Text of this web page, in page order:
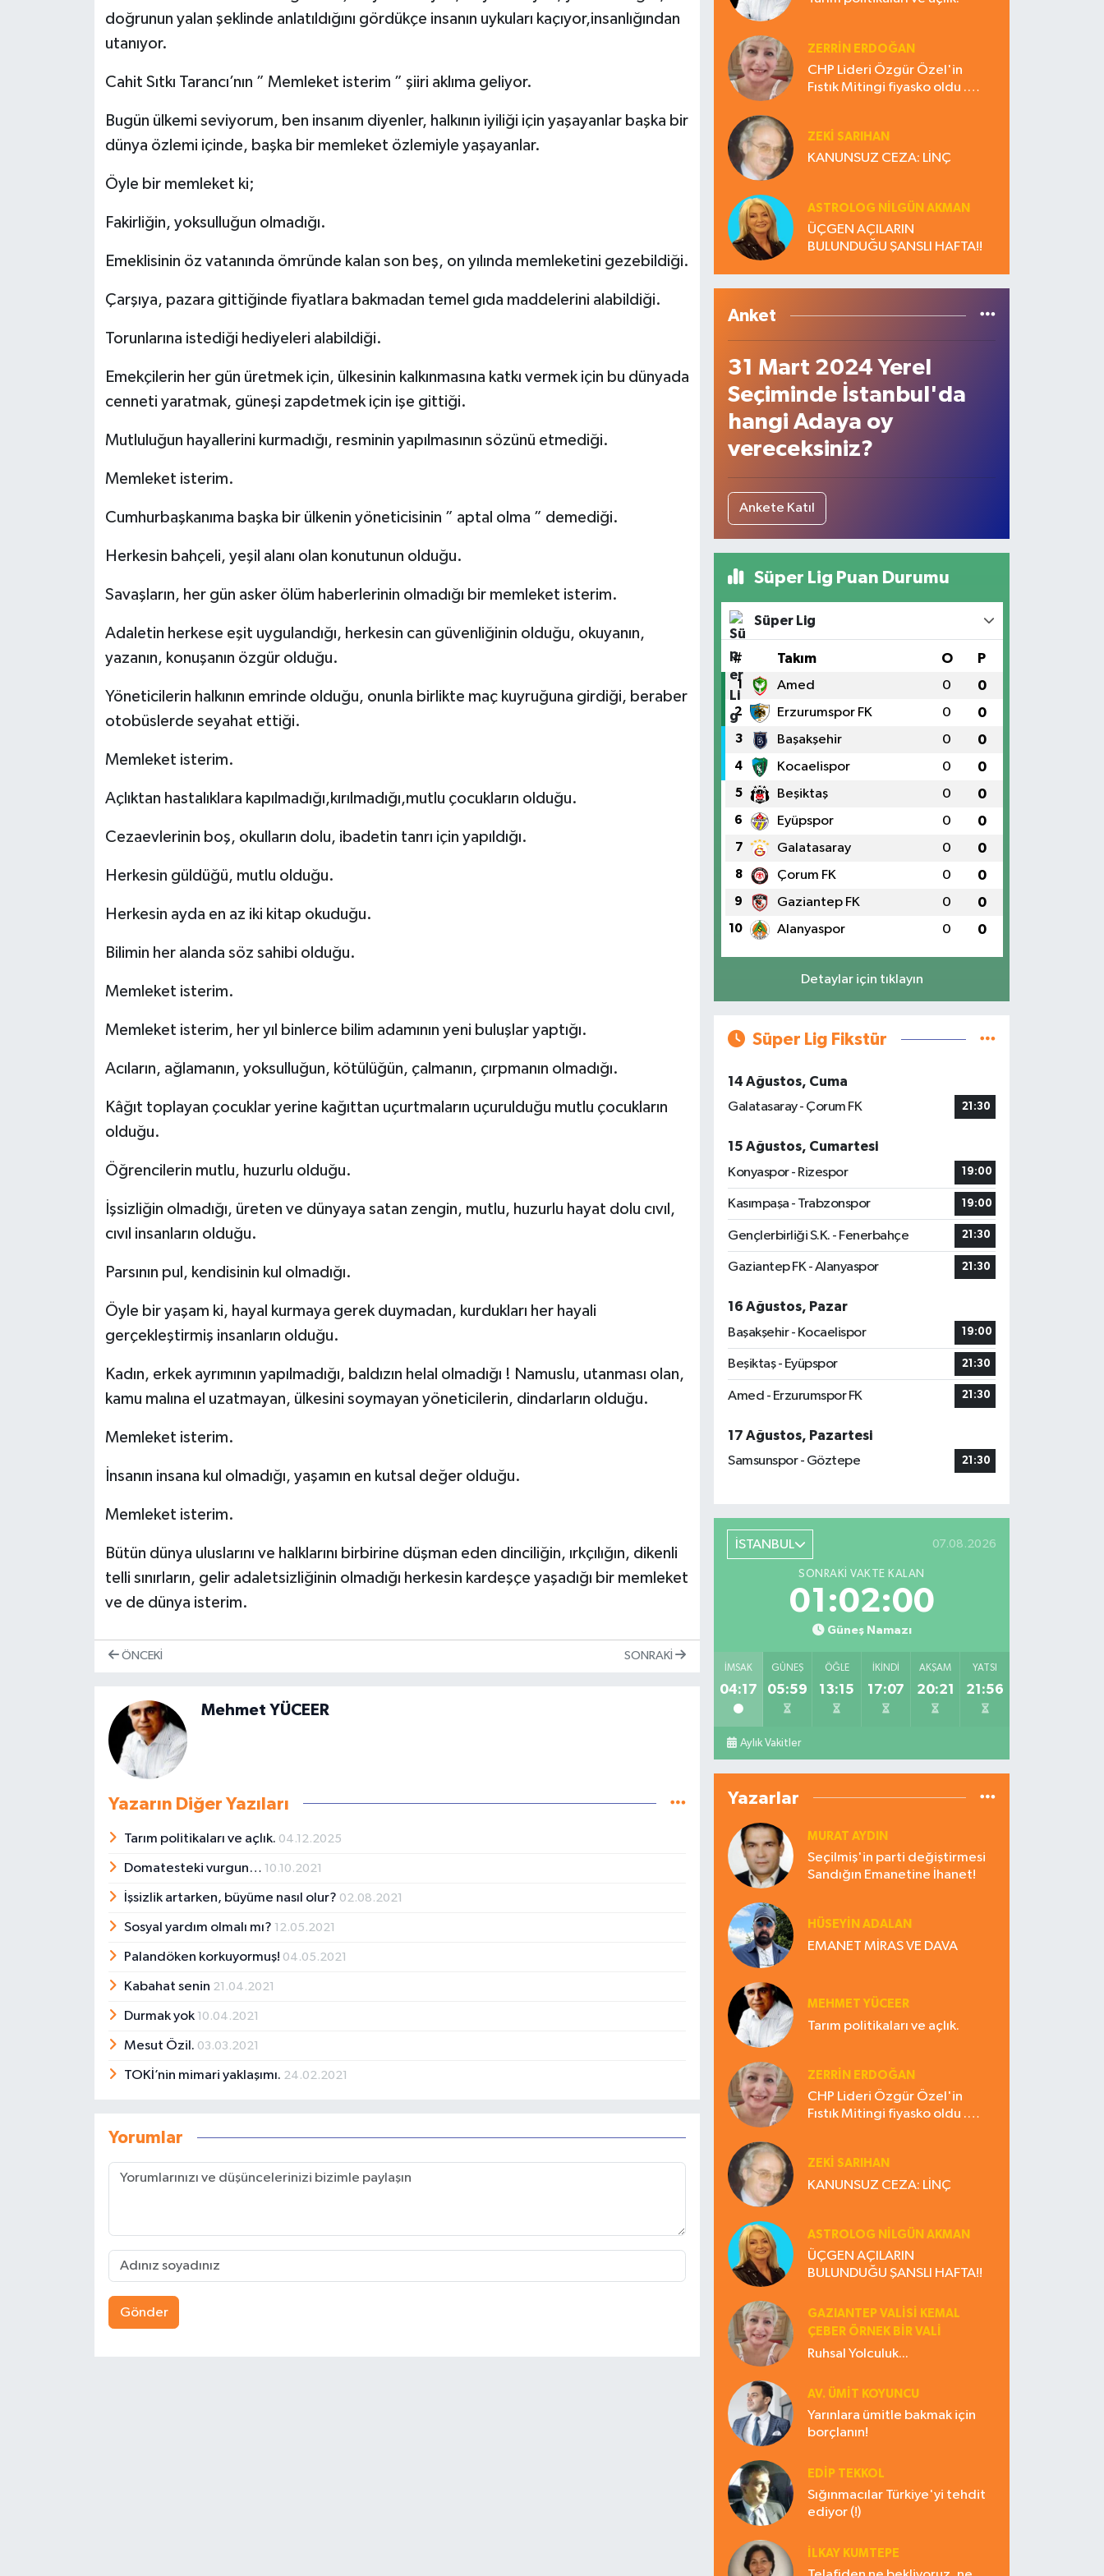
doğrunun yalan şeklinde anlatıldığını gördükçe insanın uykuları kaçıyor,insanlığından
utanıyor.
Cahit Sıtkı Tarancı’nın ” Memleket isterim ” şiiri aklıma geliyor.
Bugün ülkemi seviyorum, ben insanım diyenler, halkının iyiliği için yaşayanlar başka bir
dünya özlemi içinde, başka bir memleket özlemiyle yaşayanlar.
Öyle bir memleket ki;
Fakirliğin, yoksulluğun olmadığı.
Emeklisinin öz vatanında ömründe kalan son beş, on yılında memleketini gezebildiği.
Çarşıya, pazara gittiğinde fiyatlara bakmadan temel gıda maddelerini alabildiği.
Torunlarına istediği hediyeleri alabildiği.
Emekçilerin her gün üretmek için, ülkesinin kalkınmasına katkı vermek için bu dünyada
cenneti yaratmak, güneşi zapdetmek için işe gittiği.
Mutluluğun hayallerini kurmadığı, resminin yapılmasının sözünü etmediği.
Memleket isterim.
Cumhurbaşkanıma başka bir ülkenin yöneticisinin ” aptal olma ” demediği.
Herkesin bahçeli, yeşil alanı olan konutunun olduğu.
Savaşların, her gün asker ölüm haberlerinin olmadığı bir memleket isterim.
Adaletin herkese eşit uygulandığı, herkesin can güvenliğinin olduğu, okuyanın,
yazanın, konuşanın özgür olduğu.
Yöneticilerin halkının emrinde olduğu, onunla birlikte maç kuyruğuna girdiği, beraber
otobüslerde seyahat ettiği.
Memleket isterim.
Açlıktan hastalıklara kapılmadığı,kırılmadığı,mutlu çocukların olduğu.
Cezaevlerinin boş, okulların dolu, ibadetin tanrı için yapıldığı.
Herkesin güldüğü, mutlu olduğu.
Herkesin ayda en az iki kitap okuduğu.
Bilimin her alanda söz sahibi olduğu.
Memleket isterim.
Memleket isterim, her yıl binlerce bilim adamının yeni buluşlar yaptığı.
Acıların, ağlamanın, yoksulluğun, kötülüğün, çalmanın, çırpmanın olmadığı.
Kâğıt toplayan çocuklar yerine kağıttan uçurtmaların uçurulduğu mutlu çocukların
olduğu.
Öğrencilerin mutlu, huzurlu olduğu.
İşsizliğin olmadığı, üreten ve dünyaya satan zengin, mutlu, huzurlu hayat dolu cıvıl,
cıvıl insanların olduğu.
Parsının pul, kendisinin kul olmadığı.
Öyle bir yaşam ki, hayal kurmaya gerek duymadan, kurdukları her hayali
gerçekleştirmiş insanların olduğu.
Kadın, erkek ayrımının yapılmadığı, baldızın helal olmadığı ! Namuslu, utanması olan,
kamu malına el uzatmayan, ülkesini soymayan yöneticilerin, dindarların olduğu.
Memleket isterim.
İnsanın insana kul olmadığı, yaşamın en kutsal değer olduğu.
Memleket isterim.
Bütün dünya uluslarını ve halklarını birbirine düşman eden dinciliğin, ırkçılığın, dikenli
telli sınırların, gelir adaletsizliğinin olmadığı herkesin kardeşçe yaşadığı bir memleket
ve de dünya isterim.
ÖNCEKI SONRAKI
Mehmet YÜCEER
Yazarın Diğer Yazıları
Tarım politikaları ve açlık. 04.12.2025
Domatesteki vurgun… 10.10.2021
İşsizlik artarken, büyüme nasıl olur? 02.08.2021
Sosyal yardım olmalı mı? 12.05.2021
Palandöken korkuyormuş! 04.05.2021
Kabahat senin 21.04.2021
Durmak yok 10.04.2021
Mesut Özil. 03.03.2021
TOKİ’nin mimari yaklaşımı. 24.02.2021
Yorumlar
Gönder
ZERRIN ERDOĞAN
CHP Lideri Özgür Özel'in
Fıstık Mitingi fiyasko oldu .
ZEKI SARIHAN
KANUNSUZ CEZA: LİNÇ
ASTROLOG NILGÜN AKMAN
ÜÇGEN AÇILARIN
BULUNDUĞU ŞANSLI HAFTA!!
Anket
31 Mart 2024 Yerel
Seçiminde İstanbul'da
hangi Adaya oy
vereceksiniz?
Ankete Katıl
Süper Lig Puan Durumu
Süper Lig
# Takım O P
1 Amed 0 0
2 Erzurumspor FK 0 0
3 Başakşehir 0 0
4 Kocaelispor 0 0
5 Beşiktaş 0 0
6 Eyüpspor 0 0
7 Galatasaray 0 0
8 Çorum FK 0 0
9 Gaziantep FK 0 0
10 Alanyaspor 0 0
Detaylar için tıklayın
Süper Lig Fikstür
14 Ağustos, Cuma
Galatasaray - Çorum FK
21:30
15 Ağustos, Cumartesi
Konyaspor - Rizespor
19:00
Kasımpaşa - Trabzonspor 19:00
Gençlerbirliği S.K. - Fenerbahçe 21:30
Gaziantep FK - Alanyaspor 21:30
16 Ağustos, Pazar
Başakşehir - Kocaelispor
19:00
Beşiktaş - Eyüpspor 21:30
Amed - Erzurumspor FK 21:30
17 Ağustos, Pazartesi
Samsunspor - Göztepe
21:30
İSTANBUL 07.08.2026
SONRAKI VAKTE KALAN
01:01:59
Güneş Namazı
İMSAK
04:17
GÜNEŞ
05:59
ÖĞLE
13:15
İKINDI
17:07
AKŞAM
20:21
YATSI
21:56
Aylık Vakitler
Yazarlar
MURAT AYDIN
Seçilmiş'in parti değiştirmesi
Sandığın Emanetine İhanet!
HÜSEYIN ADALAN
EMANET MİRAS VE DAVA
MEHMET YÜCEER
Tarım politikaları ve açlık.
ZERRIN ERDOĞAN
CHP Lideri Özgür Özel'in
Fıstık Mitingi fiyasko oldu .
ZEKI SARIHAN
KANUNSUZ CEZA: LİNÇ
ASTROLOG NILGÜN AKMAN
ÜÇGEN AÇILARIN
BULUNDUĞU ŞANSLI HAFTA!!
GAZIANTEP VALISI KEMAL
ÇEBER ÖRNEK BİR VALİ
Ruhsal Yolculuk...
AV. ÜMIT KOYUNCU
Yarınlara ümitle bakmak için
borçlanın!
EDIP TEKKOL
Sığınmacılar Türkiye'yi tehdit
ediyor (!)
İLKAY KUMTEPE